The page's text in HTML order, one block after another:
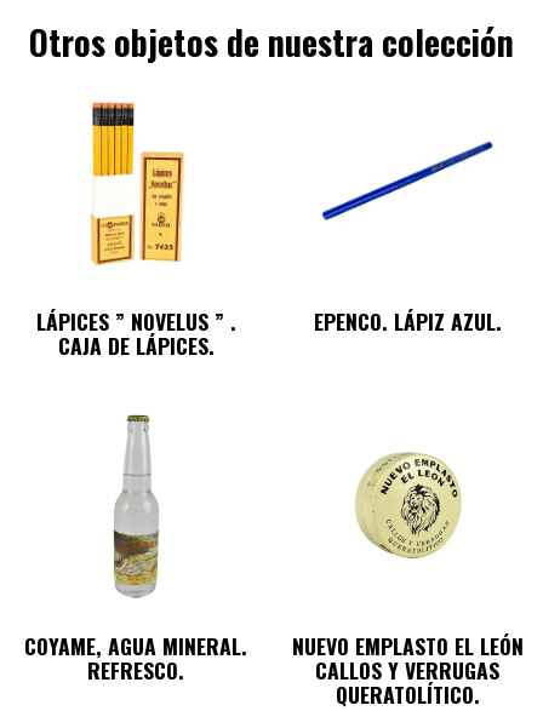
Otros objetos de nuestra colección
LÁPICES ” NOVELUS ” .
CAJA DE LÁPICES.
EPENCO. LÁPIZ AZUL.
COYAME, AGUA MINERAL.
REFRESCO.
NUEVO EMPLASTO EL LEÓN
CALLOS Y VERRUGAS
QUERATOLÍTICO.